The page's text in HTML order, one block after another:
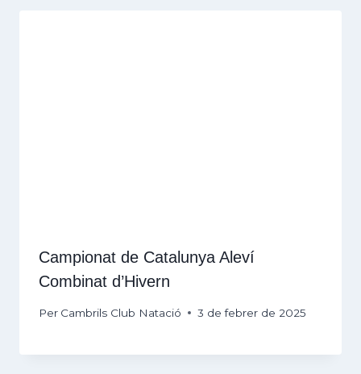
Campionat de Catalunya Aleví
Combinat d’Hivern
Per Cambrils Club Natació 3 de febrer de 2025